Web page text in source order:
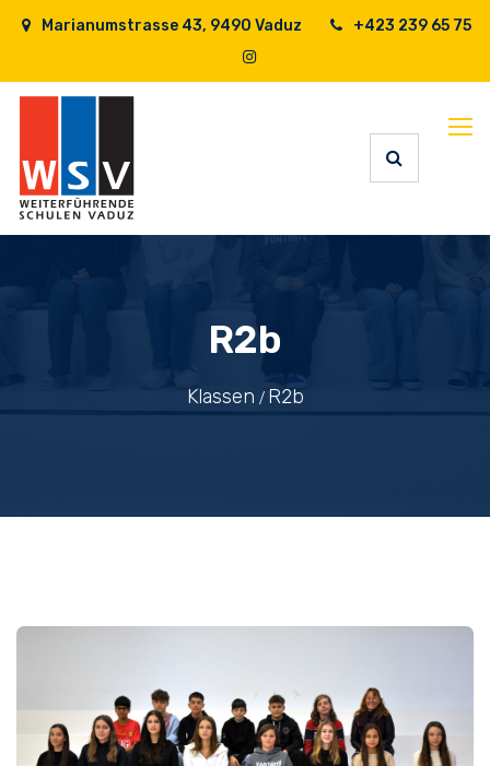
Marianumstrasse 43, 9490 Vaduz +423 239 65 75
R2b
Klassen R2b